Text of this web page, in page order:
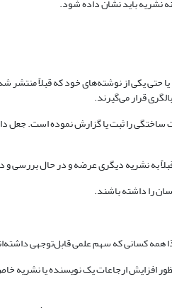
حتی یکی از نوشته‌های خود که قبلاً
قرار می‌گیرند.
ساختگی را ثبت یا گزارش نموده است. جعل
به نشریه دیگری عرضه و در حال بررسی
را داشته باشند.
همه کسانی که سهم علمی قابل‌توجهی
افزایش ارجاعات یک نویسنده یا نشریه